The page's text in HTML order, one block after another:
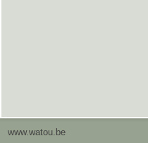
www.watou.be